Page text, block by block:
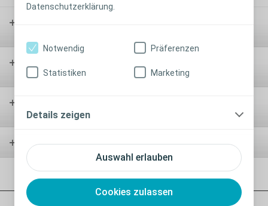
Datenschutzerklärung.
Auswahl erlauben
Cookies zulassen
Notwendig Präferenzen
Statistiken Marketing
Details zeigen
versorgung
versorgung
Urologie